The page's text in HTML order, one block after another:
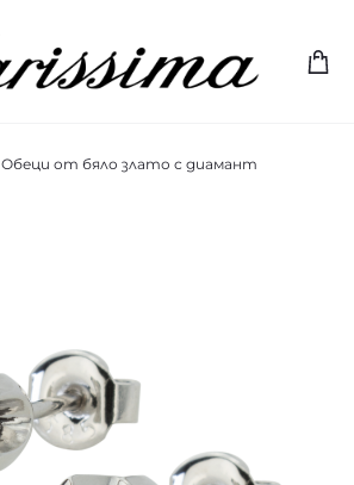
Обеци от бяло злато с диамант